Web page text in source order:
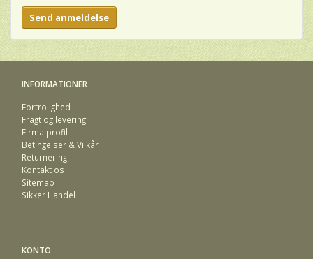
Send anmeldelse
INFORMATIONER
Fortrolighed
Fragt og levering
Firma profil
Betingelser & Vilkår
Returnering
Kontakt os
Sitemap
Sikker Handel
KONTO